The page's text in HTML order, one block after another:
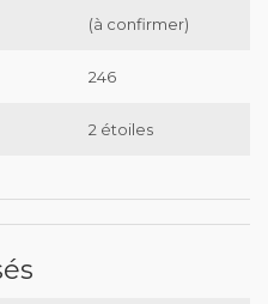
(à confirmer)
246
2 étoiles